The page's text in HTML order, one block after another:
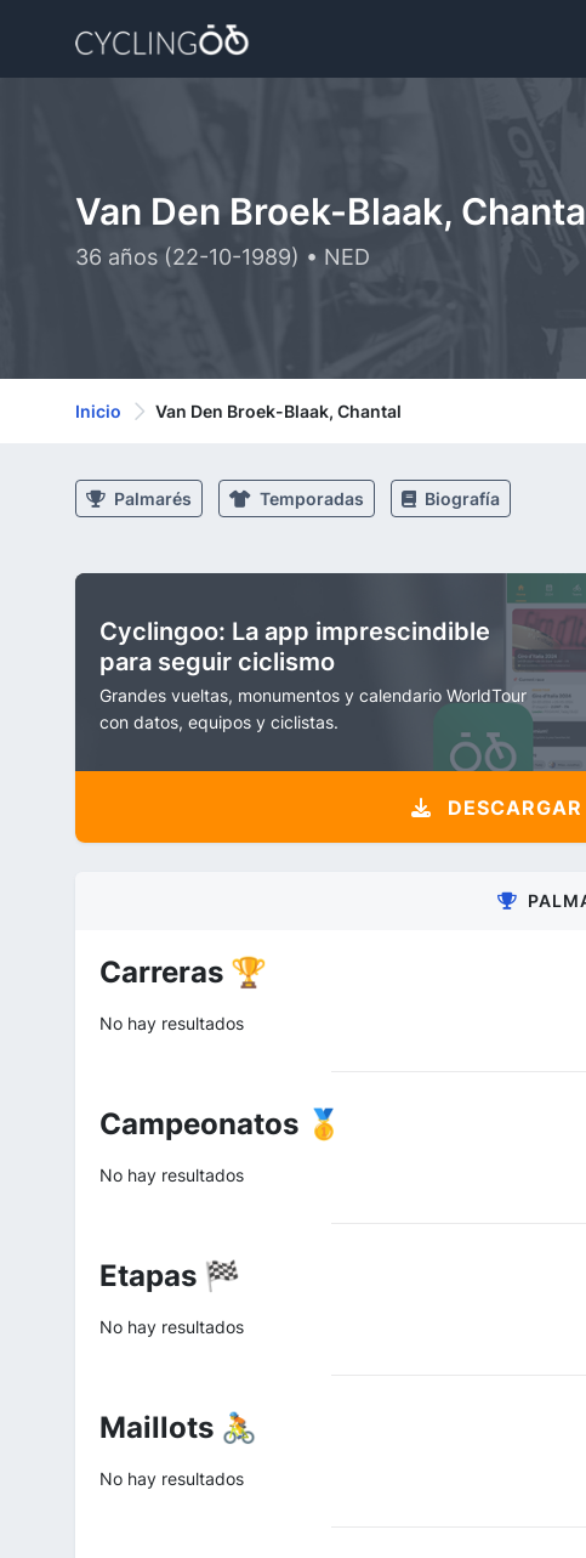
Van Den Broek-Blaak,
36 años (22-10-1989) • NED
Inicio Van Den Broek-Blaak, Chantal
Palmarés Temporadas Biografía
Cyclingoo: La app imprescindible
para seguir ciclismo
Grandes vueltas, monumentos y calendario WorldTour
con datos, equipos y ciclistas.
Carreras 🏆
No hay resultados
Campeonatos 🥇
No hay resultados
Etapas 🏁
No hay resultados
Maillots 🚴
No hay resultados